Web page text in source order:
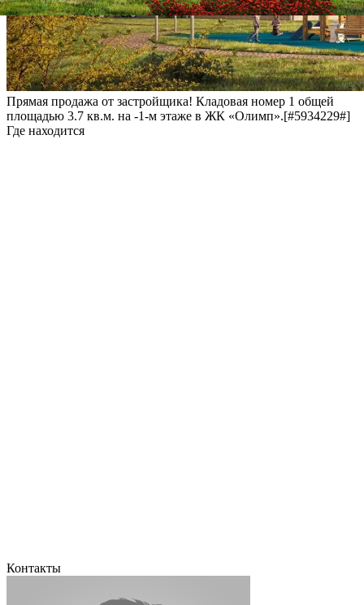
Прямая продажа от застройщика! Кладовая номер 1 общей
площадью 3.7 кв.м. на -1-м этаже в ЖК «Олимп».[#5934229#]
Где находится
Контакты